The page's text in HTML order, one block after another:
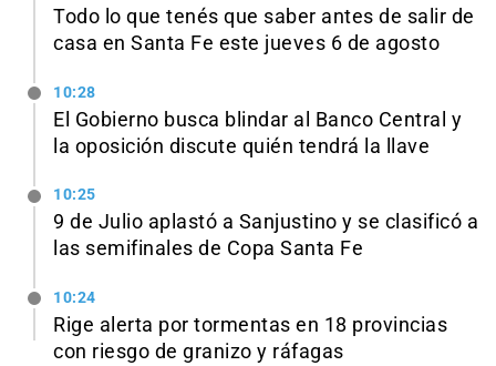
Todo lo que tenés que saber antes de salir de
casa en Santa Fe este jueves 6 de agosto
10:28
El Gobierno busca blindar al Banco Central y
la oposición discute quién tendrá la llave
10:25
9 de Julio aplastó a Sanjustino y se clasificó a
las semifinales de Copa Santa Fe
10:24
Rige alerta por tormentas en 18 provincias
con riesgo de granizo y ráfagas